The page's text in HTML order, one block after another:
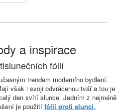
a inspirace
fólií
trendem moderního bydlení.
však i svoji odvrácenou tvář a tou je
den svítí slunce. Jedním z nejméně
je použití fólií proti slunci.